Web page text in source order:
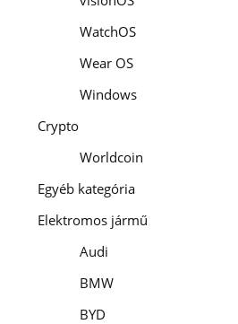
WatchOS
Wear OS
Windows
Crypto
Worldcoin
Egyéb kategória
Elektromos jármű
Audi
BMW
BYD